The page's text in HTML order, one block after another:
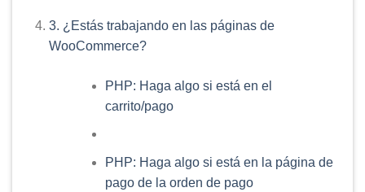
3. ¿Estás trabajando en las páginas de
WooCommerce?
PHP: Haga algo si está en el
carrito/pago
PHP: Haga algo si está en la página de
pago de la orden de pago